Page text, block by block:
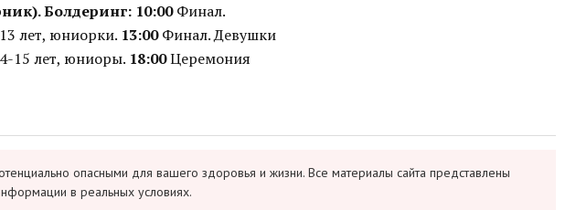
Болдеринг: 10:00Финал.
лет, юниорки. 13:00Финал. Девушки
15 лет, юниоры. 18:00Церемония
опасными для вашего здоровья и жизни. Все материалы сайта представлены
в реальных условиях.